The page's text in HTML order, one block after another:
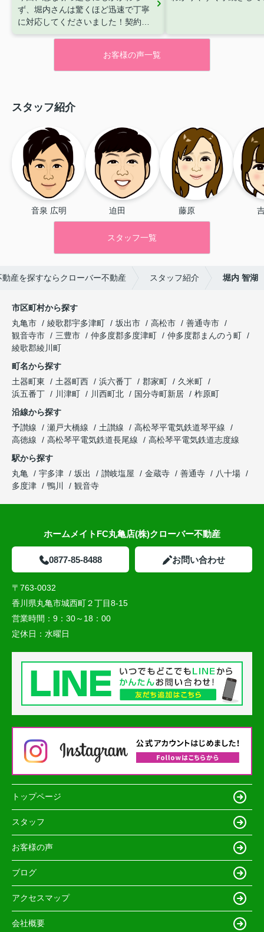
ず、堀内さんは驚くほど迅速で丁寧
に対応してくださいました！契約内
えてくださり、本当に安心して手続
きを進められました。おかげで、
対応してくれる担当者がいるん
サポートなしでは、この引っ越しの
スムーズさはありえなかったと思い
ます。本当に感謝しかありません！
本当にありがとうございました。
お客様の声一覧
スタッフ紹介
音泉 広明 迫田 藤原
スタッフ一覧
動産を探すならクローバー不動産 スタッフ紹介 堀内 智湖
市区町村から探す
丸亀市
綾歌郡宇多津町 坂出市 高松市
善通寺市
観音寺市
三豊市 仲多度郡多度津町
仲多度郡まんのう町
綾歌郡綾川町
町名から探す
土器町東
土器町西 浜六番丁 郡家町
久米町
浜五番丁
川津町 川西町北 国分寺町新居
柞原町
沿線から探す
予讃線
瀬戸大橋線 土讃線
高松琴平電気鉄道琴平線
高徳線
高松琴平電気鉄道長尾線
高松琴平電気鉄道志度線
駅から探す
丸亀
宇多津 坂出 讃岐塩屋 金蔵寺 善通寺
八十場
多度津
鴨川 観音寺
ホームメイトFC丸亀店(株)クローバー不動産
0877-85-8488 お問い合わせ
〒763-0032
香川県丸亀市城西町２丁目8-15
営業時間： 9：30～18：00
定休日： 水曜日
トップページ
スタッフ
お客様の声
ブログ
アクセスマップ
会社概要